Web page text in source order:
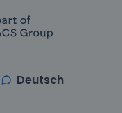
Deutsch